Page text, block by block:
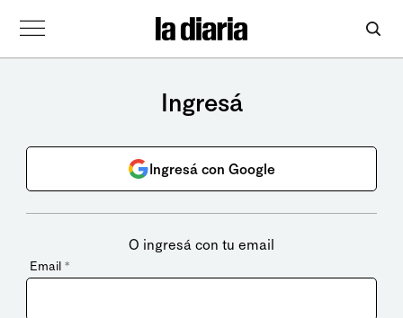
Ingresá
Ingresá con Google
O ingresá con tu email
Email *